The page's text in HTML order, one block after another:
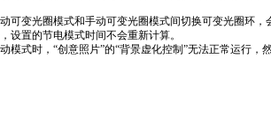
可变光圈模式和手动可变光圈模式间切换可变光圈环，
设置的节电模式时间不会重新计算。
模式时，“创意照片”的“背景虚化控制”无法正常运行，